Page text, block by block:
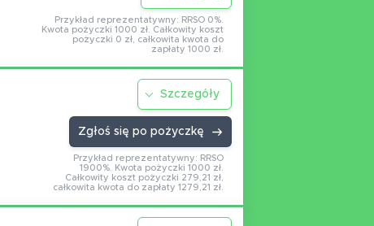
Przykład reprezentatywny: RRSO 0%.
Kwota pożyczki 1000 zł. Całkowity koszt
pożyczki 0 zł, całkowita kwota do
zapłaty 1000 zł.
Szczegóły
Zgłoś się po pożyczkę
Przykład reprezentatywny: RRSO
1900%. Kwota pożyczki 1000 zł.
Całkowity koszt pożyczki 279,21 zł,
całkowita kwota do zapłaty 1279,21 zł.